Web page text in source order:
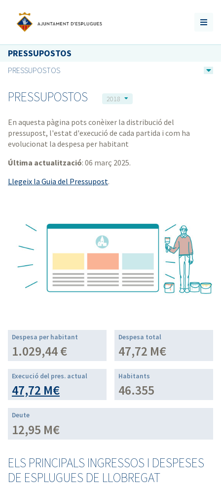
PRESSUPOSTOS
PRESSUPOSTOS
PRESSUPOSTOS 2018
En aquesta pàgina pots conèixer la distribució del
pressupost, l'estat d'execució de cada partida i com ha
evolucionat la despesa per habitant
Última actualització: 06 març 2025.
Llegeix la Guia del Pressupost.
Despesa per habitant
1.029,44 €
Despesa total
47,72 M€
Execució del pres. actual
47,72 M€
Habitants
46.355
Deute
12,95 M€
ELS PRINCIPALS INGRESSOS I DESPESES
DE ESPLUGUES DE LLOBREGAT